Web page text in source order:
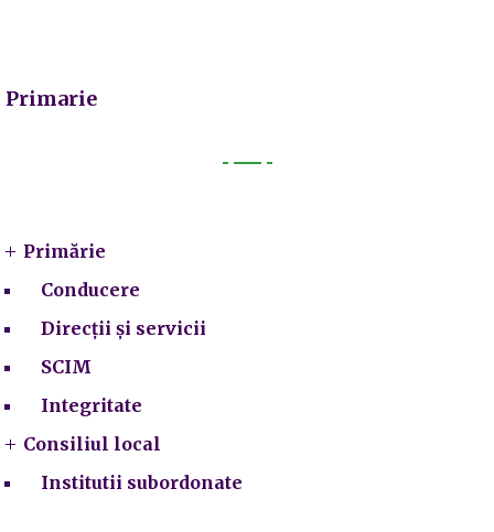
Primarie
Primărie
Conducere
Direcții și servicii
SCIM
Integritate
Consiliul local
Institutii subordonate